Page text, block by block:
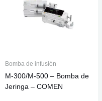
Bomba de infusión
M-300/M-500 – Bomba de
Jeringa – COMEN